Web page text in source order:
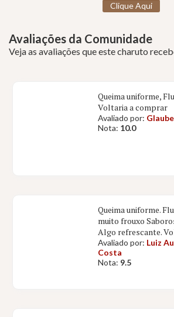
Clique Aqui
Avaliações da Comunidade
Veja as avaliações que este charuto
Queima uniforme,
Voltaria a comprar
Avaliado por:
Nota: 10.0
Queima uniforme.
muito frouxo
Algo refrescante.
Avaliado por: Luiz
Costa
Nota: 9.5